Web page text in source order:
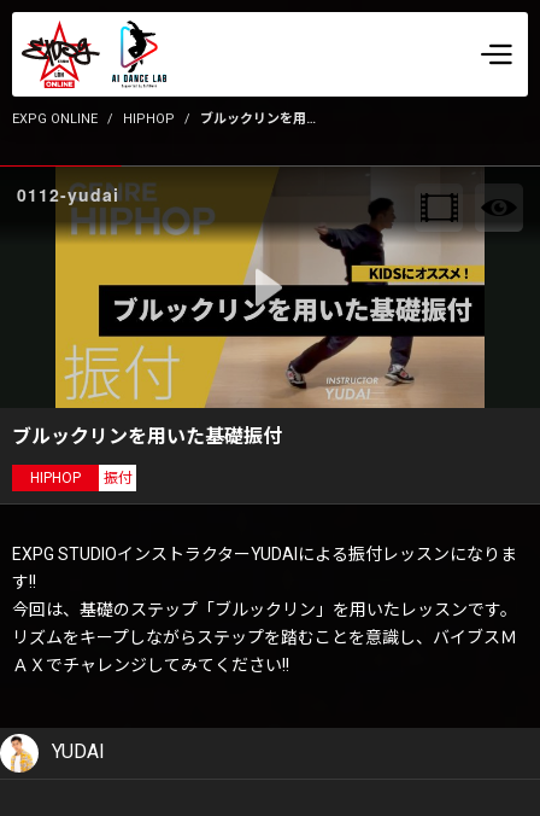
EXPG ONLINE HIPHOP ブルックリンを用いた基礎振付
0112-yudai
ブルックリンを用いた基礎振付
HIPHOP 振付
EXPG STUDIOインストラクターYUDAIによる振付レッスンになりま
す!!
今回は、基礎のステップ「ブルックリン」を用いたレッスンです。
リズムをキープしながらステップを踏むことを意識し、バイブスＭ
ＡＸでチャレンジしてみてください!!
YUDAI